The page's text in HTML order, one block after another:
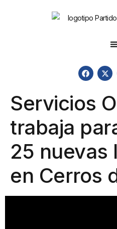
Servicios
trabaja
25 nuevas
en Cerros